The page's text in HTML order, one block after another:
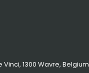
1300 Wavre, Belgium